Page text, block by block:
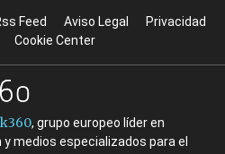
Feed Aviso Legal
Privacidad
Cookie Center
, grupo europeo líder en
medios especializados para el